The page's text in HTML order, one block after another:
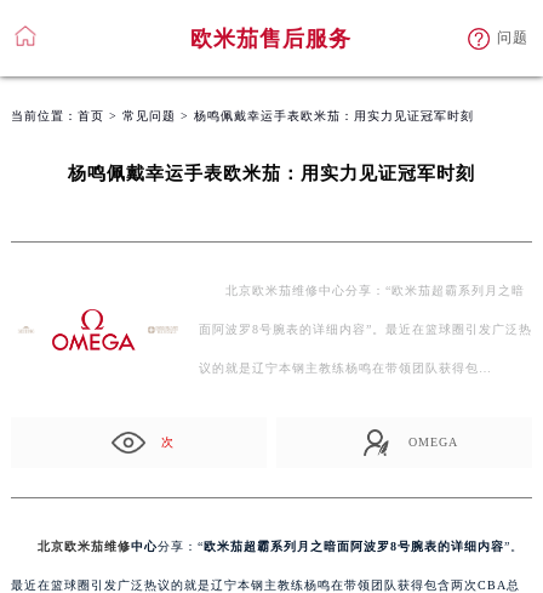
欧米茄售后服务 问题
当前位置： 首页 > 常见问题 > 杨鸣佩戴幸运手表欧米茄：用实力见证冠军时刻
杨鸣佩戴幸运手表欧米茄：用实力见证冠军时刻
北京欧米茄维修中心分享：“欧米茄超霸系列月之暗
面阿波罗8号腕表的详细内容”。最近在篮球圈引发广泛热
议的就是辽宁本钢主教练杨鸣在带领团队获得包…
次 OMEGA
北京欧米茄维修中心分享：“欧米茄超霸系列月之暗面阿波罗8号腕表的详细内容”。
最近在篮球圈引发广泛热议的就是辽宁本钢主教练杨鸣在带领团队获得包含两次CBA总